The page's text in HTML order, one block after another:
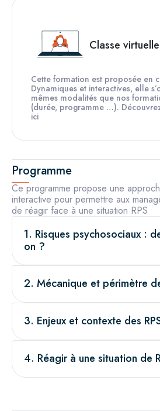
Classe virtuelle
Cette formation est proposée en
Dynamiques et interactives, elle
mêmes modalités que nos
(durée, programme …).
ici
Programme
Ce programme propose une
interactive pour permettre aux
de réagir face à une situation RPS
1. Risques psychosociaux :
on ?
2. Mécanique et périmètre
3. Enjeux et contexte des
4. Réagir à une situation de